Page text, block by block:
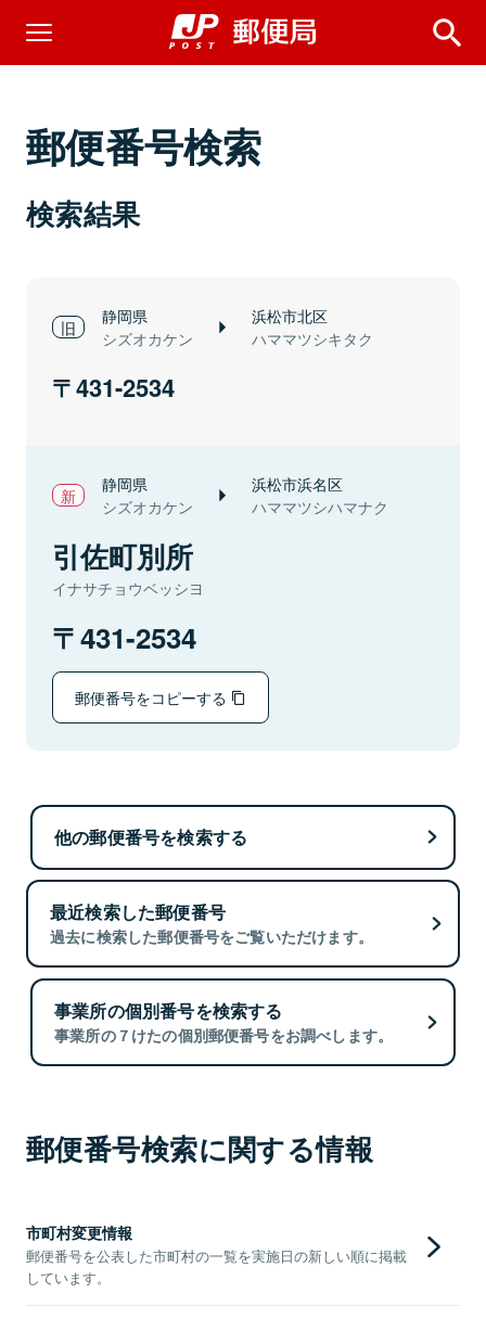
郵便番号検索
検索結果
静岡県
シズオカケン
浜松市北区
ハママツシキタク
431-2534
静岡県
シズオカケン
浜松市浜名区
ハママツシハマナク
引佐町別所
イナサチョウベッシヨ
431-2534
郵便番号をコピーする
他の郵便番号を検索する
最近検索した郵便番号
過去に検索した郵便番号をご覧いただけます。
事業所の個別番号を検索する
事業所の７けたの個別郵便番号をお調べします。
郵便番号検索に関する情報
市町村変更情報
郵便番号を公表した市町村の一覧を実施日の新しい順に掲載
しています。